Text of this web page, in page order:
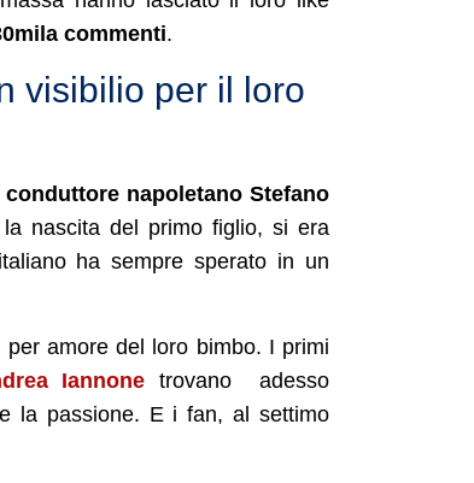
commenti.
visibilio per il loro
napoletano Stefano
nascita del primo figlio, si era
ha sempre sperato in un
amore del loro bimbo. I primi
Iannone trovano adesso
la passione. E i fan, al settimo